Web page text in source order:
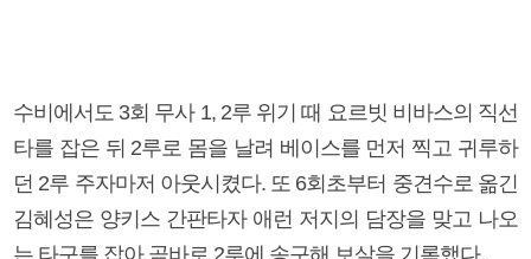
수비에서도 3회 무사 1, 2루 위기 때 요르빗 비바스의 직선
타를 잡은 뒤 2루로 몸을 날려 베이스를 먼저 찍고 귀루하
던 2루 주자마저 아웃시켰다. 또 6회초부터 중견수로 옮긴
김혜성은 양키스 간판타자 애런 저지의 담장을 맞고 나오
는 타구를 잡아 곧바로 2루에 송구해 보살을 기록했다.